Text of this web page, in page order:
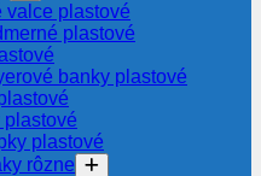
valce plastové
plastové
banky plastové
plastové
plastové
rôzne